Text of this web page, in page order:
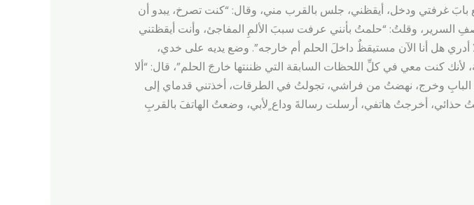
بابَ غرفتي ودخل، أيقظني، جلس بالقرب مني، وقال: “كنت تصرخ، يبدو أن
وقلتُ: “حلمتُ بأنني عرفت سببَ الألمِ المفاجئ، وأنت أيقظتني
أدري هل أنا الآن مستيقظٌ داخلَ الحلم أم خارجه”. وضع يديه على خدي،
كنت معي في كلِّ اللحظات السابقة التي ظننتها خارجَ الحلم”، قال: “ألا
البابِ وخرج، نهضتُ من فراشي، تجولتُ في الطرقات، أخذتني قدماي إلى
حذائي، أخرجتُ هاتفي، أرسلت رسالةَ وداع ٍلأبي، وضعتُ الهاتفَ بالقربِ